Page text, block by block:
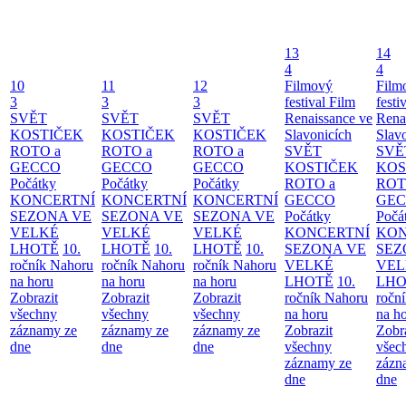
10
3
SVĚT
KOSTIČEK
ROTO a
GECCO
Počátky
KONCERTNÍ
SEZONA VE
VELKÉ
LHOTĚ 10.
ročník Nahoru
na horu
Zobrazit
všechny
záznamy ze
dne
11
3
SVĚT
KOSTIČEK
ROTO a
GECCO
Počátky
KONCERTNÍ
SEZONA VE
VELKÉ
LHOTĚ 10.
ročník Nahoru
na horu
Zobrazit
všechny
záznamy ze
dne
12
3
SVĚT
KOSTIČEK
ROTO a
GECCO
Počátky
KONCERTNÍ
SEZONA VE
VELKÉ
LHOTĚ 10.
ročník Nahoru
na horu
Zobrazit
všechny
záznamy ze
dne
13
4
Filmový
festival Film
Renaissance ve
Slavonicích
SVĚT
KOSTIČEK
ROTO a
GECCO
Počátky
KONCERTNÍ
SEZONA VE
VELKÉ
LHOTĚ 10.
ročník Nahoru
na horu
Zobrazit
všechny
záznamy ze
dne
14
4
na
dne